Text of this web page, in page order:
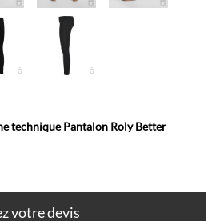
technique Pantalon Roly Better
votre devis